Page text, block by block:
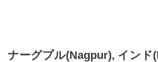
ナーグプル(Nagpur), インド